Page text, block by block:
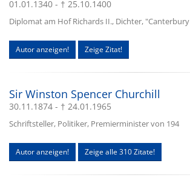
01.01.1340 - † 25.10.1400
Diplomat am Hof Richards II., Dichter, "Canterbury
Autor anzeigen! Zeige Zitat!
Sir Winston Spencer Churchill
30.11.1874 - † 24.01.1965
Schriftsteller, Politiker, Premierminister von 194
Autor anzeigen! Zeige alle 310 Zitate!